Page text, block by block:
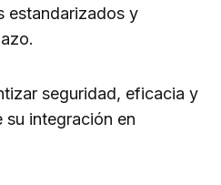
estandarizados y
seguridad, eficacia y
su integración en